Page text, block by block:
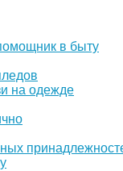
в быту
на одежде